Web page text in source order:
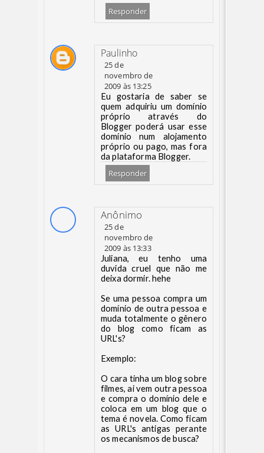
Responder
Paulinho
25 de
novembro de
2009 às 13:25
Eu gostaria de saber se
quem adquiriu um domínio
próprio através do
Blogger poderá usar esse
domínio num alojamento
próprio ou pago, mas fora
da plataforma Blogger.
Responder
Anônimo
25 de
novembro de
2009 às 13:33
Juliana, eu tenho uma
duvida cruel que não me
deixa dormir. hehe
Se uma pessoa compra um
domínio de outra pessoa e
muda totalmente o gênero
do blog como ficam as
URL's?
Exemplo:
O cara tinha um blog sobre
filmes, ai vem outra pessoa
e compra o domínio dele e
coloca em um blog que o
tema é novela. Como ficam
as URL's antigas perante
os mecanismos de busca?